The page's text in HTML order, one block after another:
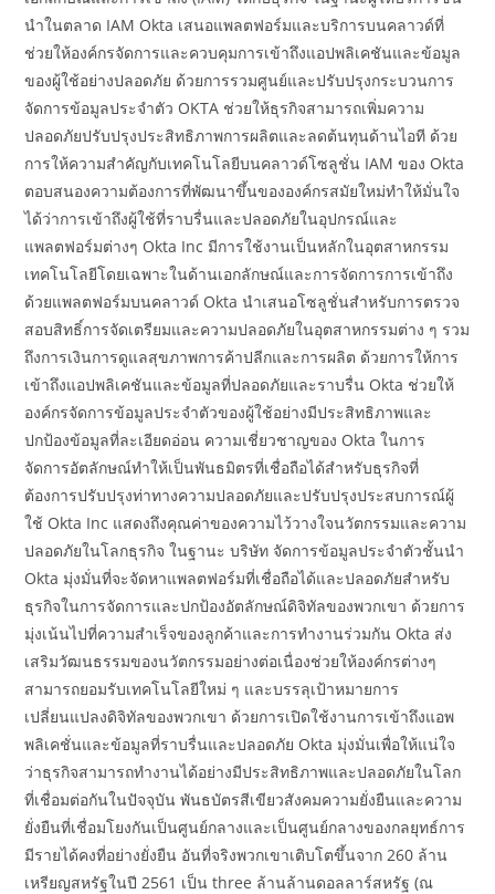
นำในตลาด IAM Okta เสนอแพลตฟอร์มและบริการบนคลาวด์ที่
ช่วยให้องค์กรจัดการและควบคุมการเข้าถึงแอปพลิเคชันและข้อมูล
ของผู้ใช้อย่างปลอดภัย ด้วยการรวมศูนย์และปรับปรุงกระบวนการ
จัดการข้อมูลประจำตัว OKTA ช่วยให้ธุรกิจสามารถเพิ่มความ
ปลอดภัยปรับปรุงประสิทธิภาพการผลิตและลดต้นทุนด้านไอที ด้วย
การให้ความสำคัญกับเทคโนโลยีบนคลาวด์โซลูชั่น IAM ของ Okta
ตอบสนองความต้องการที่พัฒนาขึ้นขององค์กรสมัยใหม่ทำให้มั่นใจ
ได้ว่าการเข้าถึงผู้ใช้ที่ราบรื่นและปลอดภัยในอุปกรณ์และ
แพลตฟอร์มต่างๆ Okta Inc มีการใช้งานเป็นหลักในอุตสาหกรรม
เทคโนโลยีโดยเฉพาะในด้านเอกลักษณ์และการจัดการการเข้าถึง
ด้วยแพลตฟอร์มบนคลาวด์ Okta นำเสนอโซลูชั่นสำหรับการตรวจ
สอบสิทธิ์การจัดเตรียมและความปลอดภัยในอุตสาหกรรมต่าง ๆ รวม
ถึงการเงินการดูแลสุขภาพการค้าปลีกและการผลิต ด้วยการให้การ
เข้าถึงแอปพลิเคชันและข้อมูลที่ปลอดภัยและราบรื่น Okta ช่วยให้
องค์กรจัดการข้อมูลประจำตัวของผู้ใช้อย่างมีประสิทธิภาพและ
ปกป้องข้อมูลที่ละเอียดอ่อน ความเชี่ยวชาญของ Okta ในการ
จัดการอัตลักษณ์ทำให้เป็นพันธมิตรที่เชื่อถือได้สำหรับธุรกิจที่
ต้องการปรับปรุงท่าทางความปลอดภัยและปรับปรุงประสบการณ์ผู้
ใช้ Okta Inc แสดงถึงคุณค่าของความไว้วางใจนวัตกรรมและความ
ปลอดภัยในโลกธุรกิจ ในฐานะ บริษัท จัดการข้อมูลประจำตัวชั้นนำ
Okta มุ่งมั่นที่จะจัดหาแพลตฟอร์มที่เชื่อถือได้และปลอดภัยสำหรับ
ธุรกิจในการจัดการและปกป้องอัตลักษณ์ดิจิทัลของพวกเขา ด้วยการ
มุ่งเน้นไปที่ความสำเร็จของลูกค้าและการทำงานร่วมกัน Okta ส่ง
เสริมวัฒนธรรมของนวัตกรรมอย่างต่อเนื่องช่วยให้องค์กรต่างๆ
สามารถยอมรับเทคโนโลยีใหม่ ๆ และบรรลุเป้าหมายการ
เปลี่ยนแปลงดิจิทัลของพวกเขา ด้วยการเปิดใช้งานการเข้าถึงแอพ
พลิเคชั่นและข้อมูลที่ราบรื่นและปลอดภัย Okta มุ่งมั่นเพื่อให้แน่ใจ
ว่าธุรกิจสามารถทำงานได้อย่างมีประสิทธิภาพและปลอดภัยในโลก
ที่เชื่อมต่อกันในปัจจุบัน พันธบัตรสีเขียวสังคมความยั่งยืนและความ
ยั่งยืนที่เชื่อมโยงกันเป็นศูนย์กลางและเป็นศูนย์กลางของกลยุทธ์การ
มีรายได้คงที่อย่างยั่งยืน อันที่จริงพวกเขาเติบโตขึ้นจาก 260 ล้าน
เหรียญสหรัฐในปี 2561 เป็น three ล้านล้านดอลลาร์สหรัฐ (ณ